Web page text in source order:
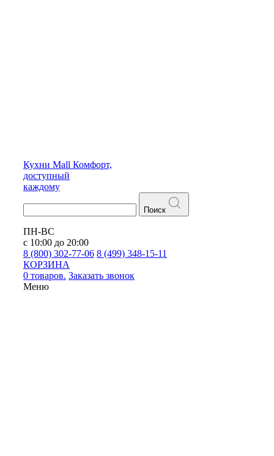
Кухни Mall Комфорт,
доступный
каждому
Поиск
ПН-ВС
с 10:00 до 20:00
8 (800) 302-77-06 8 (499) 348-15-11
КОРЗИНА
0 товаров. Заказать звонок
Меню